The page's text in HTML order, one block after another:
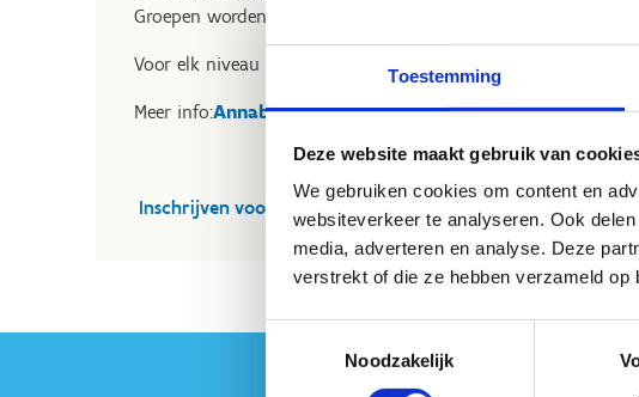
Toestemming
Deze website maakt gebruik van
We gebruiken cookies om content en
websiteverkeer te analyseren. Ook
media, adverteren en analyse. Deze
verstrekt of die ze hebben verzameld
Toestemmingsselectie
Noodzakelijk
Groepen worden verdeeld per niveau en per uur
Voor elk niveau
Meer info:Annabel.Uyttenhove@sport.vlaanderen
Inschrijven voor dressuurles